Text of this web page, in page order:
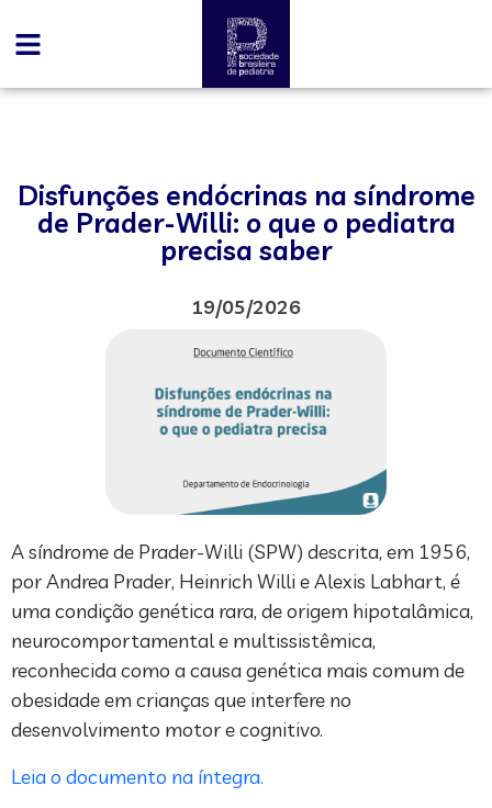
Disfunções endócrinas na síndrome
de Prader-Willi: o que o pediatra
precisa saber
19/05/2026
A síndrome de Prader-Willi (SPW) descrita, em 1956,
por Andrea Prader, Heinrich Willi e Alexis Labhart, é
uma condição genética rara, de origem hipotalâmica,
neurocomportamental e multissistêmica,
reconhecida como a causa genética mais comum de
obesidade em crianças que interfere no
desenvolvimento motor e cognitivo.
Leia o documento na íntegra.